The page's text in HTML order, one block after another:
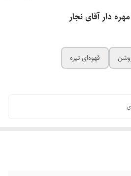
دار آقای نجار
قهوه‌ای تیره